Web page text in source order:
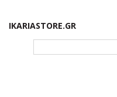
IKARIASTORE.GR